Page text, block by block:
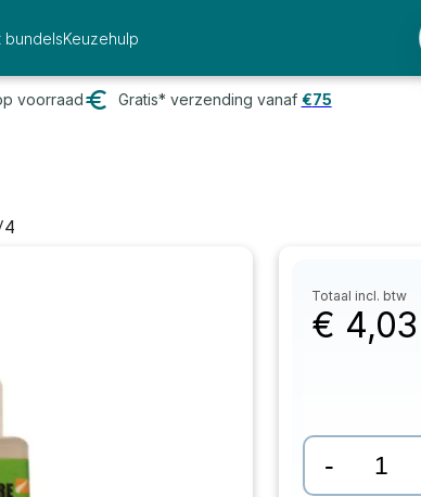
bundelsKeuzehulp
voorraad Gratis* verzending vanaf €75
4
Totaal incl. btw
€ 4,03
-